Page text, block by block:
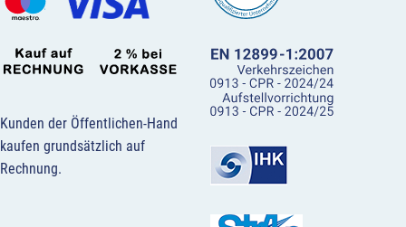
Kunden der Öffentlichen-Hand
kaufen grundsätzlich auf
Rechnung.